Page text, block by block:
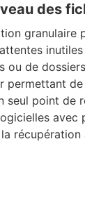
des
granulaire
ou de
permettant
seul point de
avec
récupération